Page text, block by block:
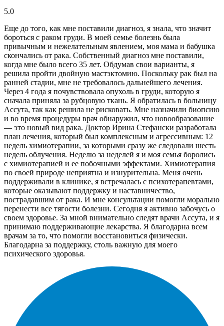
5.0
Еще до того, как мне поставили диагноз, я знала, что значит
бороться с раком груди. В моей семье болезнь была
привычным и нежелательным явлением, моя мама и бабушка
скончались от рака. Собственный диагноз мне поставили,
когда мне было всего 35 лет. Обдумав свои варианты, я
решила пройти двойную мастэктомию. Поскольку рак был на
ранней стадии, мне не требовалось дальнейшего лечения.
Через 4 года я почувствовала опухоль в груди, которую я
сначала приняла за рубцовую ткань. Я обратилась в больницу
Ассута, так как решила не рисковать. Мне назначили биопсию
и во время процедуры врач обнаружил, что новообразование
— это новый вид рака. Доктор Ирина Стефански разработала
план лечения, который был комплексным и агрессивным: 12
недель химиотерапии, за которыми сразу же следовали шесть
недель облучения. Неделю за неделей я и моя семья боролись
с химиотерапией и ее побочными эффектами. Химиотерапия
по своей природе неприятна и изнурительна. Меня очень
поддерживали в клинике, я встречалась с психотерапевтами,
которые оказывают поддержку и наставничество,
пострадавшим от рака. И мне консультации помогли морально
перенести все тягости болезни. Сегодня я активно забочусь о
своем здоровье. За мной внимательно следят врачи Ассута, и я
принимаю поддерживающие лекарства. Я благодарна всем
врачам за то, что помогли восстановиться физически.
Благодарна за поддержку, столь важную для моего
психического здоровья.